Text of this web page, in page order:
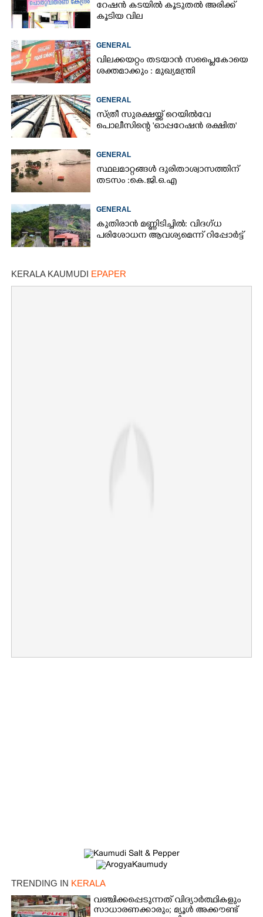
റേഷൻ കടയിൽ കൂടുതൽ അരിക്ക്
കൂടിയ വില
GENERAL
വിലക്കയറ്റം തടയാൻ സപ്ലൈകോയെ
ശക്തമാക്കും : മുഖ്യമന്ത്രി
GENERAL
സ്ത്രീ സുരക്ഷയ്ക്ക് റെയിൽവേ
പൊലീസിന്റെ 'ഓപ്പറേഷൻ രക്ഷിത'
GENERAL
സ്ഥലമാറ്റങ്ങൾ ദുരിതാശ്വാസത്തിന്
തടസം :കെ.ജി.ഒ.എ
GENERAL
കുതിരാൻ മണ്ണിടിച്ചിൽ: വിദഗ്ധ
പരിശോധന ആവശ്യമെന്ന് റിപ്പോർട്ട്
KERALA KAUMUDI EPAPER
TRENDING IN KERALA
വഞ്ചിക്കപ്പെടുന്നത് വിദ്യാർത്ഥികളും
സാധാരണക്കാരും; മ്യൂൾ അക്കൗണ്ട്